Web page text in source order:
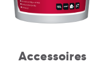
Accessoires